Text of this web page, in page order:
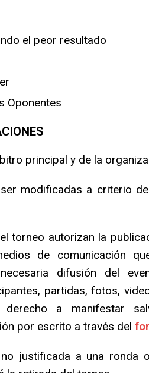
el peor resultado
Oponentes
principal y de la
modificadas a criterio
torneo autorizan la
de comunicación
difusión del
partidas, fotos,
derecho a manifestar
por escrito a través del
justificada a una ronda